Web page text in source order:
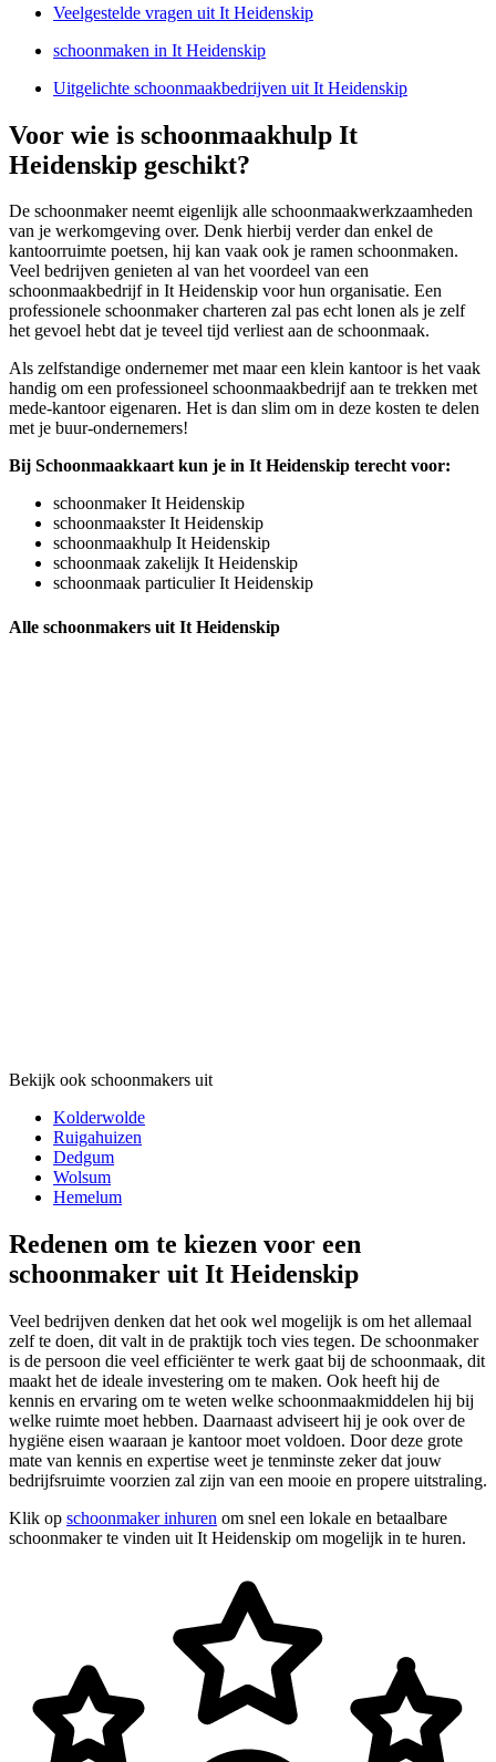
Veelgestelde vragen uit It Heidenskip
schoonmaken in It Heidenskip
Uitgelichte schoonmaakbedrijven uit It Heidenskip
Voor wie is schoonmaakhulp It
Heidenskip geschikt?
De schoonmaker neemt eigenlijk alle schoonmaakwerkzaamheden
van je werkomgeving over. Denk hierbij verder dan enkel de
kantoorruimte poetsen, hij kan vaak ook je ramen schoonmaken.
Veel bedrijven genieten al van het voordeel van een
schoonmaakbedrijf in It Heidenskip voor hun organisatie. Een
professionele schoonmaker charteren zal pas echt lonen als je zelf
het gevoel hebt dat je teveel tijd verliest aan de schoonmaak.
Als zelfstandige ondernemer met maar een klein kantoor is het vaak
handig om een professioneel schoonmaakbedrijf aan te trekken met
mede-kantoor eigenaren. Het is dan slim om in deze kosten te delen
met je buur-ondernemers!
Bij Schoonmaakkaart kun je in It Heidenskip terecht voor:
schoonmaker It Heidenskip
schoonmaakster It Heidenskip
schoonmaakhulp It Heidenskip
schoonmaak zakelijk It Heidenskip
schoonmaak particulier It Heidenskip
Alle schoonmakers uit It Heidenskip
Bekijk ook schoonmakers uit
Kolderwolde
Ruigahuizen
Dedgum
Wolsum
Hemelum
Redenen om te kiezen voor een
schoonmaker uit It Heidenskip
Veel bedrijven denken dat het ook wel mogelijk is om het allemaal
zelf te doen, dit valt in de praktijk toch vies tegen. De schoonmaker
is de persoon die veel efficiënter te werk gaat bij de schoonmaak, dit
maakt het de ideale investering om te maken. Ook heeft hij de
kennis en ervaring om te weten welke schoonmaakmiddelen hij bij
welke ruimte moet hebben. Daarnaast adviseert hij je ook over de
hygiëne eisen waaraan je kantoor moet voldoen. Door deze grote
mate van kennis en expertise weet je tenminste zeker dat jouw
bedrijfsruimte voorzien zal zijn van een mooie en propere uitstraling.
Klik op schoonmaker inhuren om snel een lokale en betaalbare
schoonmaker te vinden uit It Heidenskip om mogelijk in te huren.